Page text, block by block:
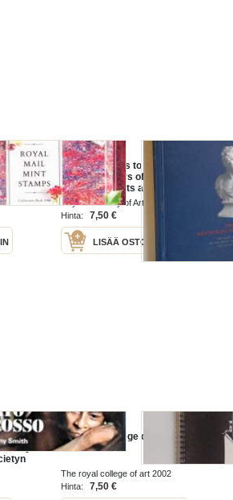
Mail
From Reynolds to Lawrence : The
first sixty years of the royal
academy of arts and its collections
Royal Academy of Arts 1991
Hinta:
7,50 €
LISÄÄ OSTOSKORIIN
maa :
The royal college of art - Cookery
book
The royal college of art 2002
Hinta:
7,50 €